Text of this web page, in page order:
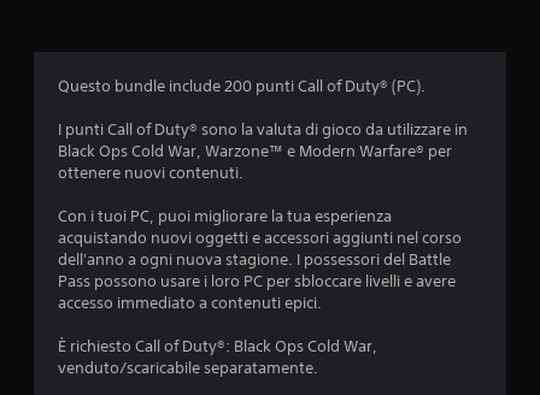
d
a
5
Questo bundle include 200 punti Call of Duty® (PC).
I punti Call of Duty® sono la valuta di gioco da utilizzare in
Black Ops Cold War, Warzone™ e Modern Warfare® per
ottenere nuovi contenuti.
Con i tuoi PC, puoi migliorare la tua esperienza
acquistando nuovi oggetti e accessori aggiunti nel corso
dell'anno a ogni nuova stagione. I possessori del Battle
Pass possono usare i loro PC per sbloccare livelli e avere
accesso immediato a contenuti epici.
È richiesto Call of Duty®: Black Ops Cold War,
venduto/scaricabile separatamente.